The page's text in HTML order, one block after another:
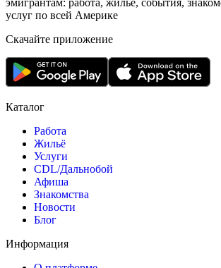
услуг по всей Америке
Скачайте приложение
Каталог
Работа
Жильё
Услуги
CDL/Дальнобой
Афиша
Знакомства
Новости
Блог
Информация